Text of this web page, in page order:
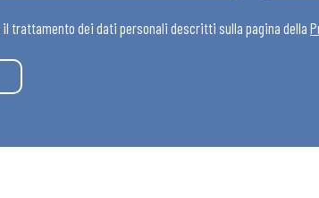
il trattamento dei dati personali descritti sulla pagina della